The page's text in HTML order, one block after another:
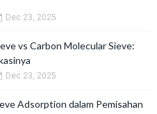
Dec 23, 2025
vs Carbon Molecular Sieve:
Dec 23, 2025
Adsorption dalam Pemisahan